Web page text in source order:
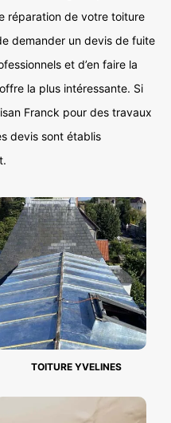
réparation de votre toiture
demander un devis de fuite
et d’en faire la
la plus intéressante. Si
Franck pour des travaux
devis sont établis
TOITURE YVELINES